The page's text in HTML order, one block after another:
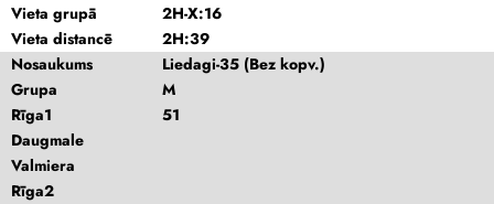
Vieta grupā
2H-X:16
Vieta distancē
2H:39
Nosaukums
Liedagi-35 (Bez kopv.)
Grupa
M
Rīga1
51
Daugmale
Valmiera
Rīga2